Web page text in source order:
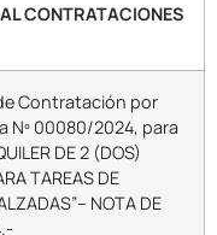
CONTRATACIONES
Contratación por
Nº 00080/2024, para
DE 2 (DOS)
TAREAS DE
NOTA DE